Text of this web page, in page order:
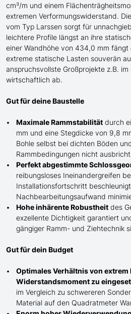
cm³/m und einem
extremen Verformungswiderstand.
vom Typ Larssen sorgt für
leichtere Profile längst an ihre
einer Wandhöhe von 434,0 mm
extreme statische Lasten souverän
anspruchsvollste Großprojekte z.B. im
wirtschaftlich ab.
Gut für deine Baustelle
Maximale Rammstabilität durch
mm und eine Stegdicke von 9,8
Bohle selbst bei dichten Böden
Rammbedingungen nicht
Perfekt abgestimmte
reibungsloses Ineinandergreifen
Installationsfortschritt
Nachbearbeitungsaufwand
Hohe inhärente Robustheit des
exzellente Dichtigkeit garantiert
gängiger Ramm- und Ziehtechnik
Gut für dein Budget
Optimales Verhältnis von extrem
Widerstandsmoment zu
im Vergleich zu schwereren
Material auf den Quadratmeter